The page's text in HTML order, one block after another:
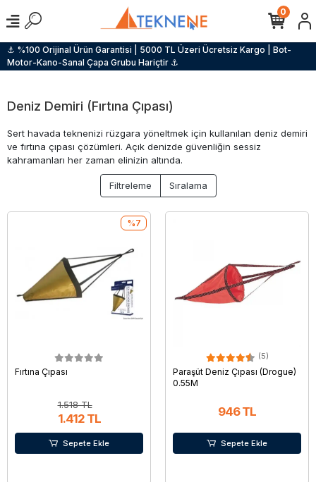
⚓ %100 Orijinal Ürün Garantisi | 5000 TL Üzeri Ücretsiz Kargo | Bot-
Motor-Kano-Sanal Çapa Grubu Hariçtir ⚓
0
Deniz Demiri (Fırtına Çıpası)
Sert havada teknenizi rüzgara yöneltmek için kullanılan deniz demiri
ve fırtına çıpası çözümleri. Açık denizde güvenliğin sessiz
kahramanları her zaman elinizin altında.
Filtreleme Sıralama
Fırtına Çıpası
1.518 TL
1.412 TL
%7
Sepete Ekle
(5)
Paraşüt Deniz Çıpası (Drogue)
0.55M
946 TL
Sepete Ekle